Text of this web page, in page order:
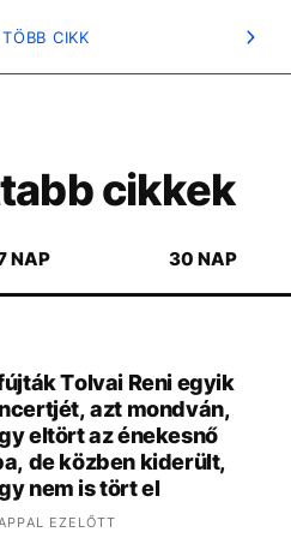
CIKK
cikkek
NAP 30 NAP
Tolvai Reni egyik
azt mondván,
eltört az énekesnő
de közben kiderült,
nem is tört el
EZELŐTT